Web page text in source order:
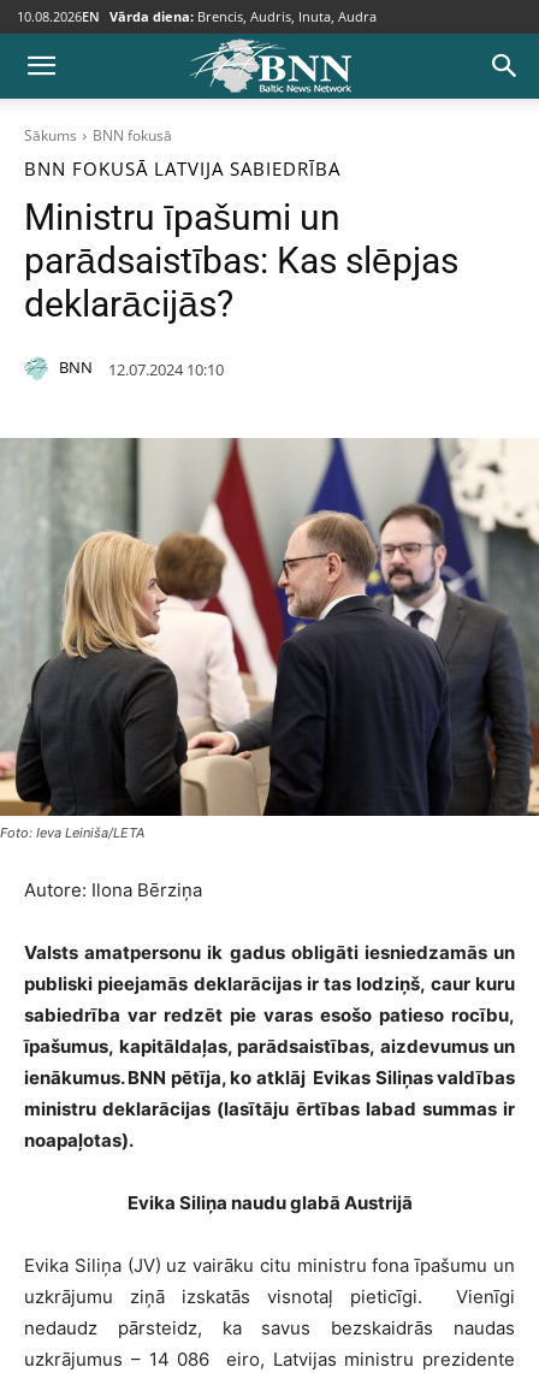
10.08.2026EN Vārda diena: Brencis, Audris, Inuta, Audra
Sākums BNN fokusā
BNN FOKUSĀ LATVIJA SABIEDRĪBA
Ministru īpašumi un
parādsaistības: Kas slēpjas
deklarācijās?
BNN 12.07.2024 10:10
Foto: Ieva Leiniša/LETA
Autore: Ilona Bērziņa
Valsts amatpersonu ik gadus obligāti iesniedzamās un
publiski pieejamās deklarācijas ir tas lodziņš, caur kuru
sabiedrība var redzēt pie varas esošo patieso rocību,
īpašumus, kapitāldaļas, parādsaistības, aizdevumus un
ienākumus. BNN pētīja, ko atklāj Evikas Siliņas valdības
ministru deklarācijas (lasītāju ērtības labad summas ir
noapaļotas).
Evika Siliņa naudu glabā Austrijā
Evika Siliņa (JV) uz vairāku citu ministru fona īpašumu un
uzkrājumu ziņā izskatās visnotaļ pieticīgi. Vienīgi
nedaudz pārsteidz, ka savus bezskaidrās naudas
uzkrājumus – 14 086 eiro, Latvijas ministru prezidente